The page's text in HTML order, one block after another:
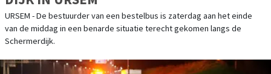
URSEM - De bestuurder van een bestelbus is zaterdag aan het einde
van de middag in een benarde situatie terecht gekomen langs de
Schermerdijk.